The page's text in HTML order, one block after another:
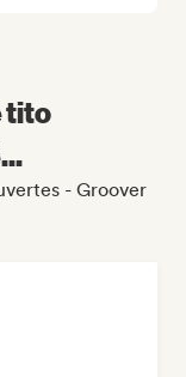
tito
- Groover